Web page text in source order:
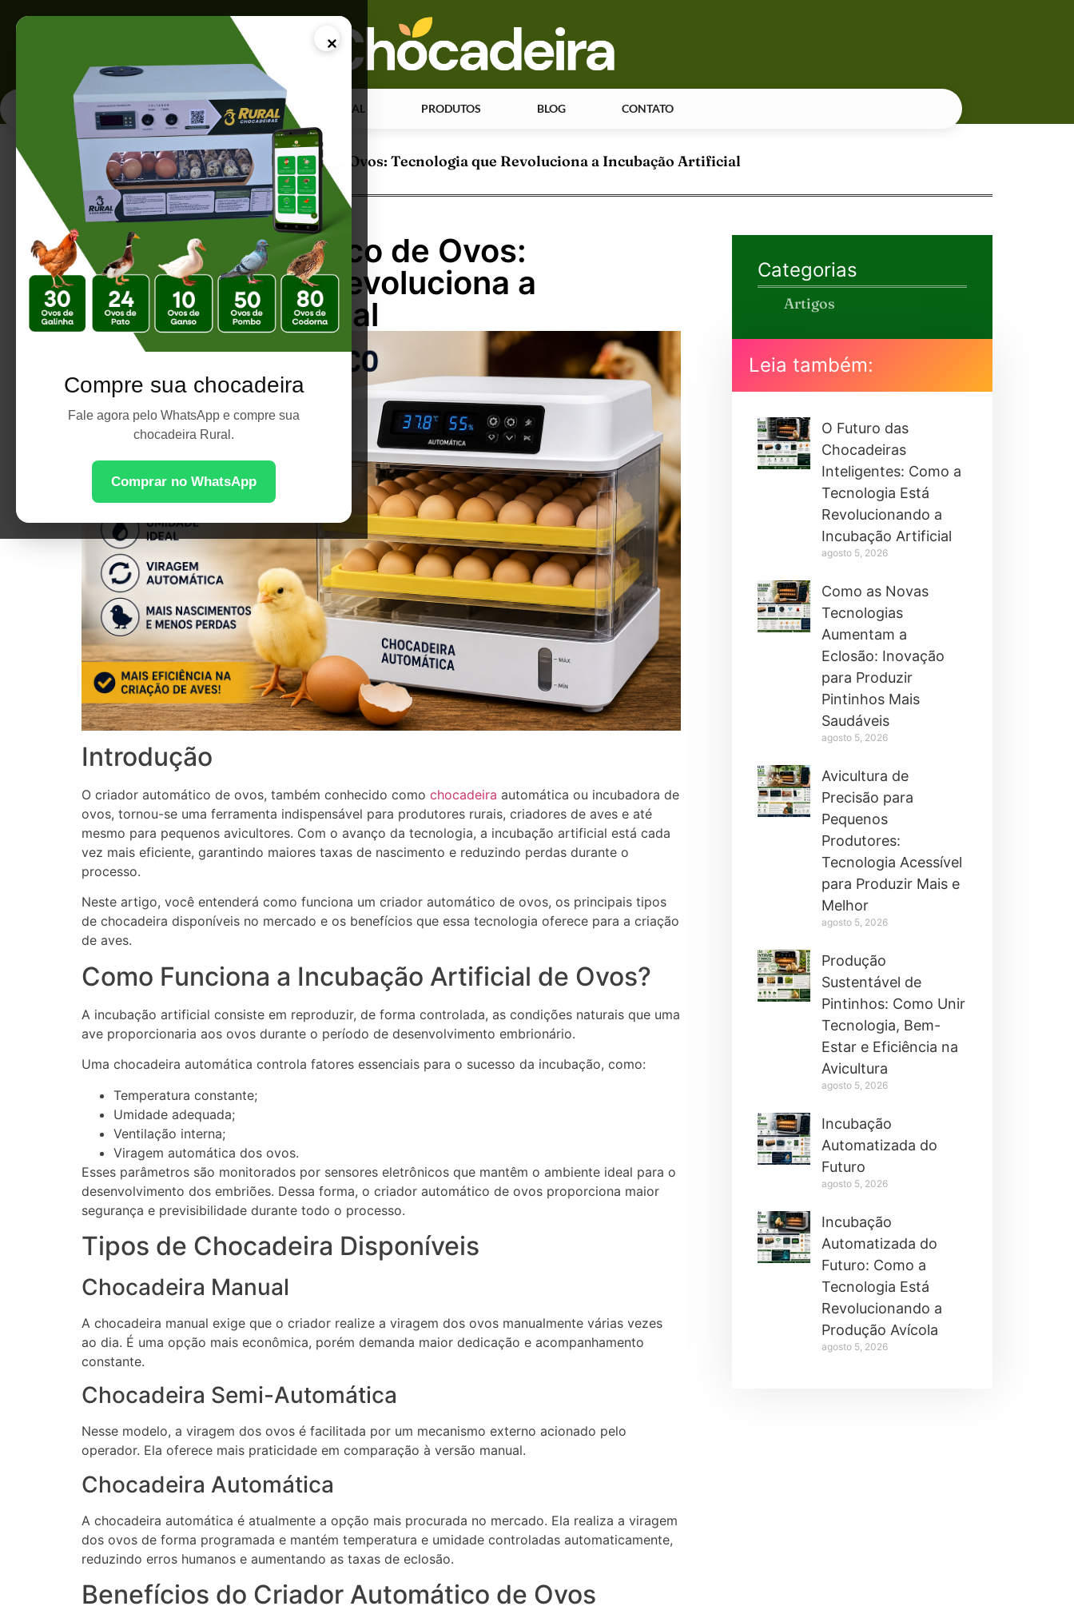
×
Compre sua chocadeira
Fale agora pelo WhatsApp e compre sua
chocadeira Rural.
Comprar no WhatsApp
PÁGINA INICIAL PRODUTOS BLOG CONTATO
Página Inicial |Criador Automático de Ovos: Tecnologia que Revoluciona a Incubação Artificial
Criador Automático de Ovos:
Tecnologia que Revoluciona a
Incubação Artificial
Introdução
O criador automático de ovos, também conhecido como chocadeira automática ou incubadora de
ovos, tornou-se uma ferramenta indispensável para produtores rurais, criadores de aves e até
mesmo para pequenos avicultores. Com o avanço da tecnologia, a incubação artificial está cada
vez mais eficiente, garantindo maiores taxas de nascimento e reduzindo perdas durante o
processo.
Neste artigo, você entenderá como funciona um criador automático de ovos, os principais tipos
de chocadeira disponíveis no mercado e os benefícios que essa tecnologia oferece para a criação
de aves.
Como Funciona a Incubação Artificial de Ovos?
A incubação artificial consiste em reproduzir, de forma controlada, as condições naturais que uma
ave proporcionaria aos ovos durante o período de desenvolvimento embrionário.
Uma chocadeira automática controla fatores essenciais para o sucesso da incubação, como:
Temperatura constante;
Umidade adequada;
Ventilação interna;
Viragem automática dos ovos.
Esses parâmetros são monitorados por sensores eletrônicos que mantêm o ambiente ideal para o
desenvolvimento dos embriões. Dessa forma, o criador automático de ovos proporciona maior
segurança e previsibilidade durante todo o processo.
Tipos de Chocadeira Disponíveis
Chocadeira Manual
A chocadeira manual exige que o criador realize a viragem dos ovos manualmente várias vezes
ao dia. É uma opção mais econômica, porém demanda maior dedicação e acompanhamento
constante.
Chocadeira Semi-Automática
Nesse modelo, a viragem dos ovos é facilitada por um mecanismo externo acionado pelo
operador. Ela oferece mais praticidade em comparação à versão manual.
Chocadeira Automática
A chocadeira automática é atualmente a opção mais procurada no mercado. Ela realiza a viragem
dos ovos de forma programada e mantém temperatura e umidade controladas automaticamente,
reduzindo erros humanos e aumentando as taxas de eclosão.
Benefícios do Criador Automático de Ovos
Categorias
Artigos
Leia também:
O Futuro das
Chocadeiras
Inteligentes: Como a
Tecnologia Está
Revolucionando a
Incubação Artificial
agosto 5, 2026
Como as Novas
Tecnologias
Aumentam a
Eclosão: Inovação
para Produzir
Pintinhos Mais
Saudáveis
agosto 5, 2026
Avicultura de
Precisão para
Pequenos
Produtores:
Tecnologia Acessível
para Produzir Mais e
Melhor
agosto 5, 2026
Produção
Sustentável de
Pintinhos: Como Unir
Tecnologia, Bem-
Estar e Eficiência na
Avicultura
agosto 5, 2026
Incubação
Automatizada do
Futuro
agosto 5, 2026
Incubação
Automatizada do
Futuro: Como a
Tecnologia Está
Revolucionando a
Produção Avícola
agosto 5, 2026